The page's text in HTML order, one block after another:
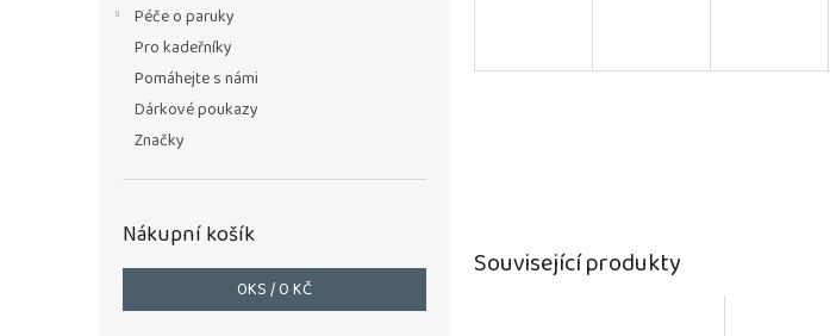
Péče o paruky
Pro kadeřníky
Pomáhejte s námi
Dárkové poukazy
Značky
Nákupní košík
0KS /0 KČ
Související produkty